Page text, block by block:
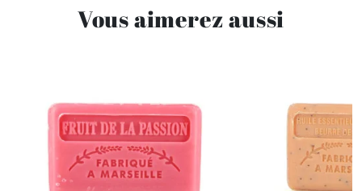
Vous aimerez aussi